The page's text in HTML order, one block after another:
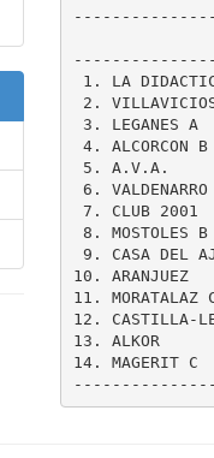
1. LA
2.
3.
4.
5. A.V.A.
6.
7. CLUB
8.
9. CASA
10.
11.
12.
13. ALKOR
14.